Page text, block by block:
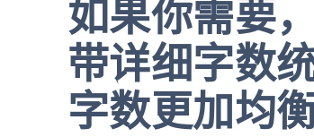
如果你需要
带详细字数
字数更加均